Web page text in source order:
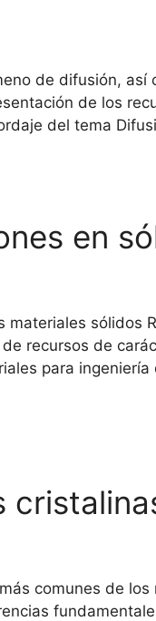
de difusión,
de los
del tema
en
sólidos
recursos de
para
comunes de